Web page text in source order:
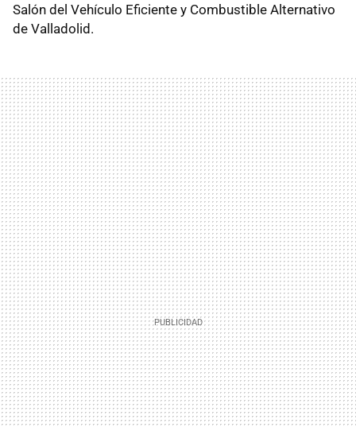
Salón del Vehículo Eficiente y Combustible Alternativo
de Valladolid.